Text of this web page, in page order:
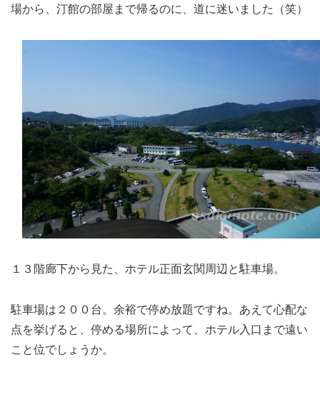
場から、汀館の部屋まで帰るのに、道に迷いました（笑）
１３階廊下から見た、ホテル正面玄関周辺と駐車場。
駐車場は２００台。余裕で停め放題ですね。あえて心配な
点を挙げると、停める場所によって、ホテル入口まで遠い
こと位でしょうか。